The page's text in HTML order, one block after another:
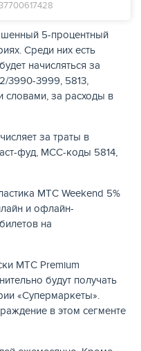
5-процентный
Среди них есть
начисляться за
3990-3999, 5813,
словами, за расходы в
за траты в
фуд, МСС-коды 5814,
МТС Weekend 5%
и офлайн-
на
МТС Premium
будут получать
«Супермаркеты».
в этом сегменте